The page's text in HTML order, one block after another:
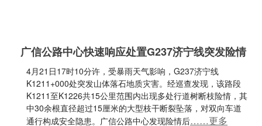
广信公路中心快速响应处置G237济宁线突发险情
4月21日17时10分许，受暴雨天气影响，G237济宁线
K1211+000处突发山体落石地质灾害。经巡查发现，该路段
K1211至K1226共15公里范围内出现多处行道树断枝险情，其
中30余根直径超过15厘米的大型枝干断裂坠落，对双向车道
通行构成安全隐患。广信公路中心发现险情后……更多